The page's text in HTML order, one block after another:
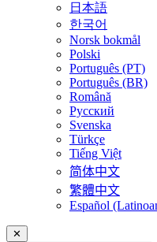
日本語
한국어
Norsk bokmål
Polski
Português (PT)
Português (BR)
Română
Русский
Svenska
Türkçe
Tiếng Việt
简体中文
繁體中文
Español
✕